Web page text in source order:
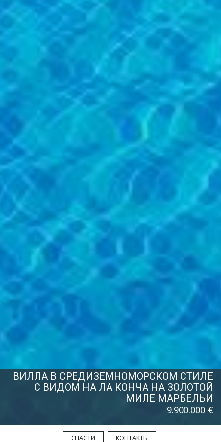
СПАСТИ КОНТАКТЫ
ВИЛЛА В СРЕДИЗЕМНОМОРСКОМ СТИЛЕ
С ВИДОМ НА ЛА КОНЧА НА ЗОЛОТОЙ
МИЛЕ МАРБЕЛЬИ
9.900.000 €